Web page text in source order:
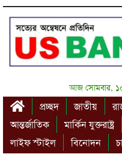
আজ সোমবার,
প্রচ্ছদ জাতীয়
আন্তর্জাতিক
মার্কিন যুক্তরাষ্ট্র
লাইফ স্টাইল
বিনোদন